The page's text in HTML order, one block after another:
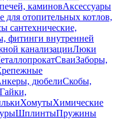
каминовАксессуары
отопительных котлов,
сантехнические,
фитинги внутренней
канализацииЛюки
СваиЗаборы,
дюбелиСкобы,
Гайки,
ХомутыХимические
ШплинтыПружины